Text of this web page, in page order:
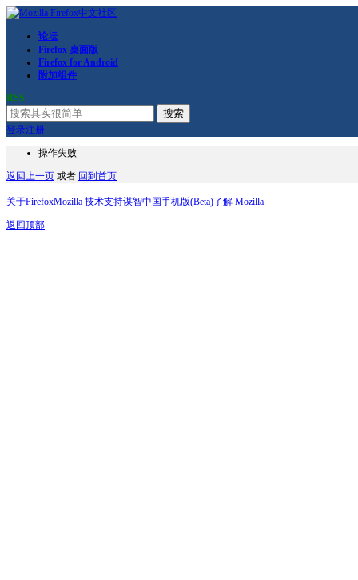
论坛
Firefox 桌面版
Firefox for Android
附加组件
RSS
搜索
登录注册
操作失败
返回上一页 或者 回到首页
关于FirefoxMozilla 技术支持谋智中国手机版(Beta)了解 Mozilla
返回顶部